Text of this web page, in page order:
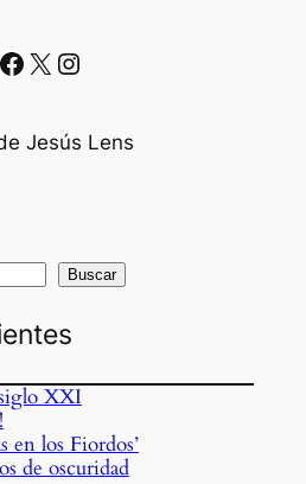
Facebook X Instagram
Jesús Lens
Buscar
XXI
en los Fiordos’
de oscuridad